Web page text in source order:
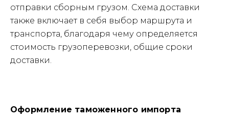
отправки сборным грузом. Схема доставки
также включает в себя выбор маршрута и
транспорта, благодаря чему определяется
стоимость грузоперевозки, общие сроки
доставки.
Оформление таможенного импорта